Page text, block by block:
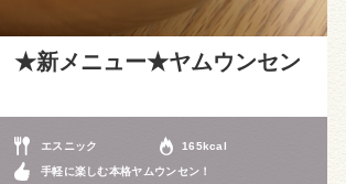
★新メニュー★ヤムウンセン
エスニック 165kcal
手軽に楽しむ本格ヤムウンセン！